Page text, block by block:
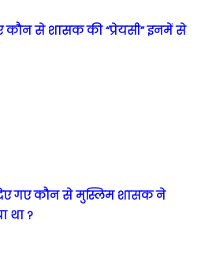
कौन से शासक की “प्रेयसी” इनमें से
दिए गए कौन से मुस्लिम शासक ने
था ?